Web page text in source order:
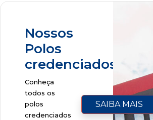
Nossos
Polos
credenciados
Conheça
todos os
polos
credenciados
SAIBA MAIS